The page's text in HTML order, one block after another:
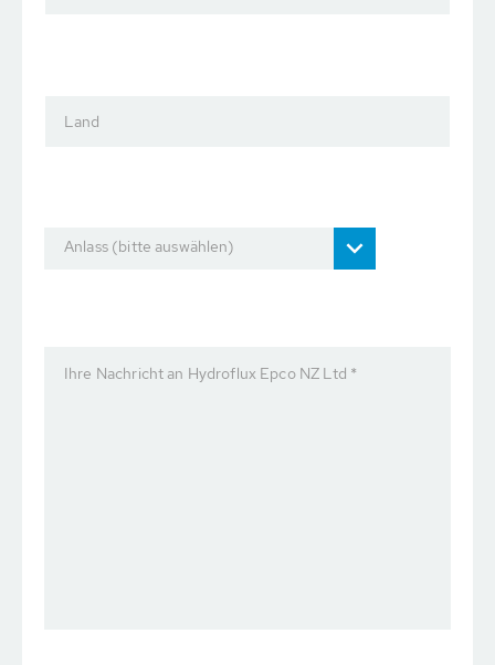
Land
Anlass (bitte auswählen)
Ihre Nachricht an Hydroflux Epco NZ Ltd *